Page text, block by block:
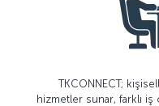
TKCONNECT;
hizmetler sunar, farklı